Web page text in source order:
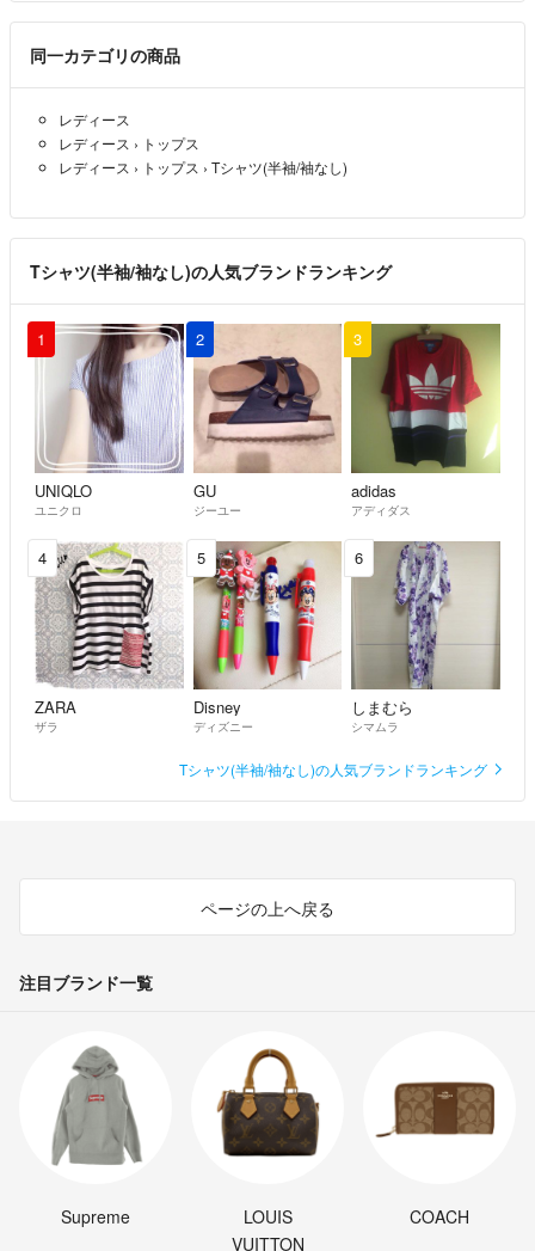
同一カテゴリの商品
レディース
レディース › トップス
レディース › トップス › Tシャツ(半袖/袖なし)
Tシャツ(半袖/袖なし)の人気ブランドランキング
1
UNIQLO
ユニクロ
2
GU
ジーユー
3
adidas
アディダス
4
ZARA
ザラ
5
Disney
ディズニー
6
しまむら
シマムラ
Tシャツ(半袖/袖なし)の人気ブランドランキング
ページの上へ戻る
注目ブランド一覧
Supreme
LOUIS
VUITTON
COACH